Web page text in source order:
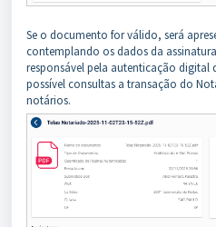
Se o documento for válido, será
contemplando os dados da
responsável pela autenticação digital
possível consultas a transação do
notários.